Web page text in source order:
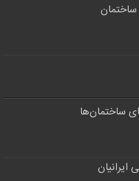
ساختمان
ساختمان‌ها